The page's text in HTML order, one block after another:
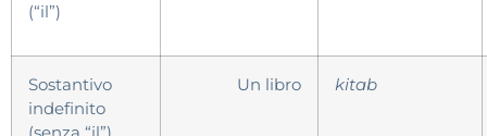
(“il”)
Sostantivo
indefinito
Un libro kitab